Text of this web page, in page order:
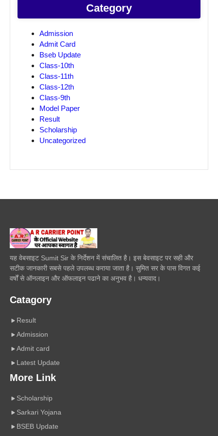
Category
Admission
Admit Card
Bseb Update
Class-10th
Class-11th
Class-12th
Class-9th
Model Paper
Result
Scholarship
Uncategorized
यह वेबसाइट Sumit Sir के निर्देशन में संचालित है। इस बेवसाइट पर सही और
सटीक जानकारी सबसे पहले उपलब्ध कराया जाता है। सुमित सर के पास विगत कई
वर्षों से ऑनलाइन और ऑफलाइन पढाने का अनुभव है। धन्यवाद।
Catagory
Result
Admission
Admit card
Latest Update
More Link
Scholarship
Sarkari Yojana
BSEB Update